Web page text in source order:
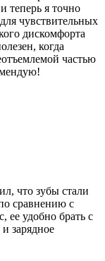
теперь я точно
чувствительных
дискомфорта
когда
частью
что зубы стали
сравнению с
ее удобно брать с
зарядное